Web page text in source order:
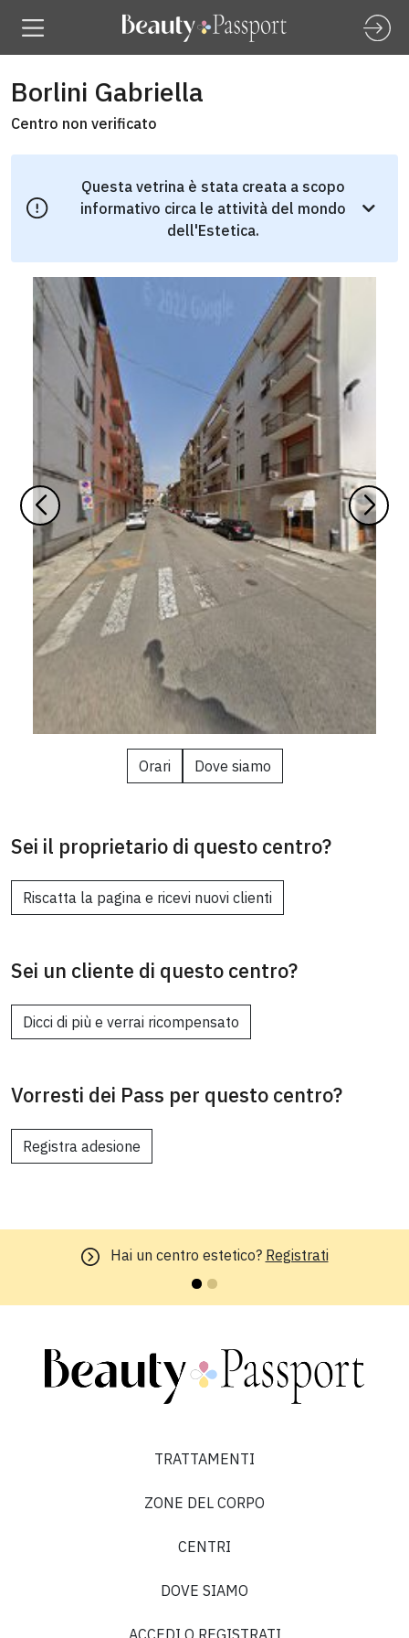
Borlini Gabriella
Centro non verificato
Questa vetrina è stata creata a scopo
informativo circa le attività del mondo
dell'Estetica.
Orari Dove siamo
Sei il proprietario di questo centro?
Riscatta la pagina e ricevi nuovi clienti
Sei un cliente di questo centro?
Dicci di più e verrai ricompensato
Vorresti dei Pass per questo centro?
Registra adesione
Hai un centro estetico? Registrati
TRATTAMENTI
ZONE DEL CORPO
CENTRI
DOVE SIAMO
ACCEDI O REGISTRATI